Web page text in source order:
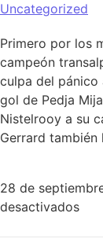
Uncategorized
Primero por los
campeón
culpa del
gol de Pedja
Nistelrooy a su
Gerrard
28 de
desactivadosen